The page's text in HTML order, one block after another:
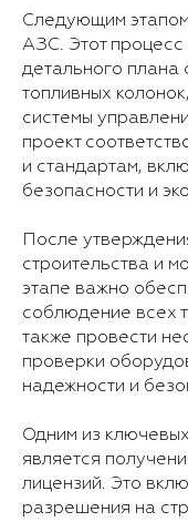
Следующим
АЗС. Этот процесс
детального плана
топливных
системы
проект
и стандартам,
безопасности и
После
строительства и
этапе важно
соблюдение всех
также провести
проверки
надежности и
Одним из
является
лицензий. Это
разрешения на